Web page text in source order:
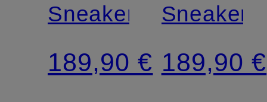
Sneaker
189,90 €
Sneaker
189,90 €